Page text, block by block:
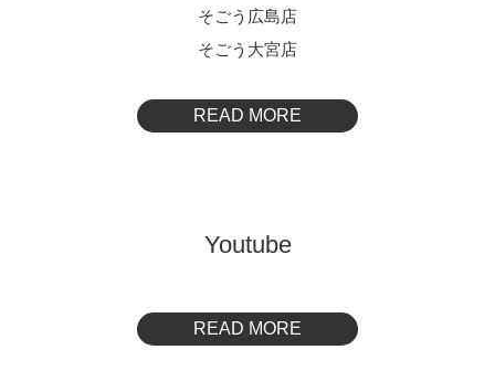
そごう広島店
そごう大宮店
READ MORE
Youtube
READ MORE